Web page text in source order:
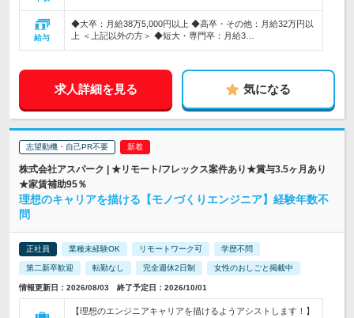
給与
◆大卒：月給38万5,000円以上 ◆高卒・その他：月給32万円以
上 ＜上記以外の方＞ ◆短大・専門卒：月給3…
求人詳細を見る 気になる
志望動機・自己PR不要
株式会社アスパーク | ★リモート/フレックス案件あり★賞与3.5ヶ月あり
★家賃補助95％
理想のキャリアを描ける【モノづくりエンジニア】経験年数不
問
正社員 業種未経験OK リモートワーク可 学歴不問
第二新卒歓迎 転勤なし 完全週休2日制 女性のおしごと掲載中
情報更新日：2026/08/03 終了予定日：2026/10/01
【理想のエンジニアキャリアを描けるようアシストします！】